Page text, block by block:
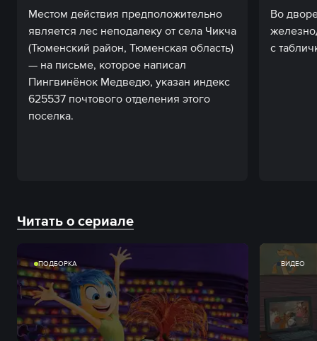
Местом действия предположительно
является лес неподалеку от села Чикча
(Тюменский район, Тюменская область)
— на письме, которое написал
Пингвинёнок Медведю, указан индекс
625537 почтового отделения этого
поселка.
Во
с
Читать о сериале
ПОДБОРКА ВИДЕО